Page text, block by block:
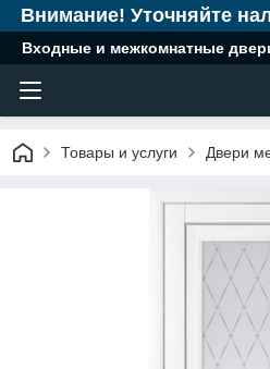
Внимание! Уточняйте
Входные и межкомнатные
Товары и услуги Двери